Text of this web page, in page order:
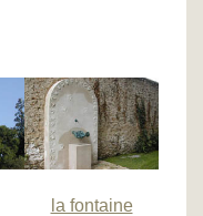
la fontaine